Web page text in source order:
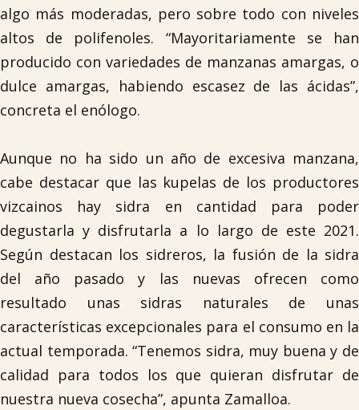
algo más moderadas, pero sobre todo con niveles
altos de polifenoles. “Mayoritariamente se han
producido con variedades de manzanas amargas, o
dulce amargas, habiendo escasez de las ácidas”,
concreta el enólogo.
Aunque no ha sido un año de excesiva manzana,
cabe destacar que las kupelas de los productores
vizcainos hay sidra en cantidad para poder
degustarla y disfrutarla a lo largo de este 2021.
Según destacan los sidreros, la fusión de la sidra
del año pasado y las nuevas ofrecen como
resultado unas sidras naturales de unas
características excepcionales para el consumo en la
actual temporada. “Tenemos sidra, muy buena y de
calidad para todos los que quieran disfrutar de
nuestra nueva cosecha”, apunta Zamalloa.